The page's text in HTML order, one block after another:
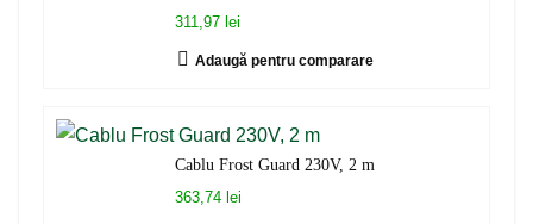
311,97 lei
Adaugă pentru comparare
Cablu Frost Guard 230V, 2 m
363,74 lei